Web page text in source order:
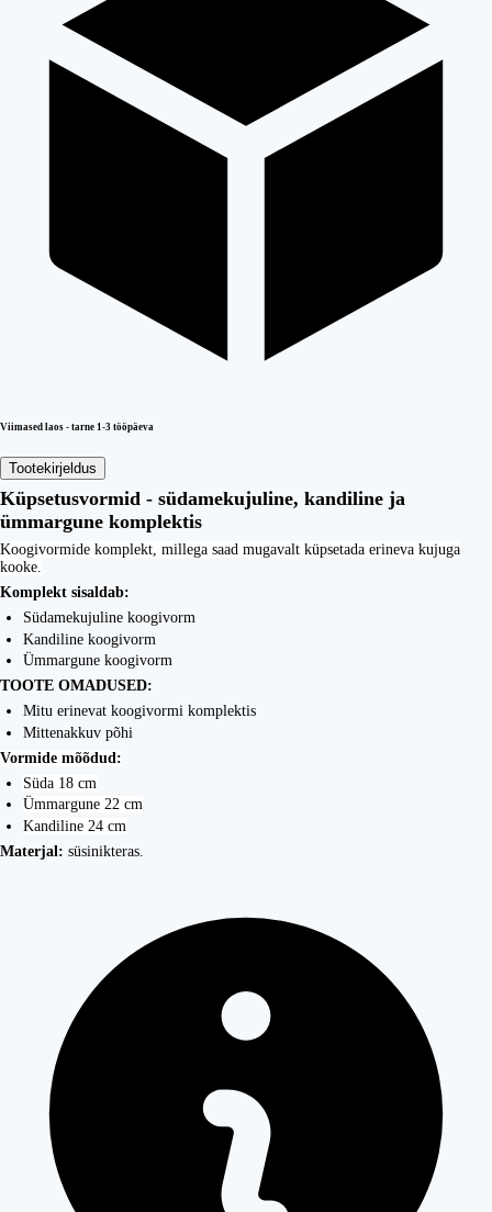
Viimased laos - tarne 1-3 tööpäeva
Tootekirjeldus
Küpsetusvormid - südamekujuline, kandiline ja
ümmargune komplektis
Koogivormide komplekt, millega saad mugavalt küpsetada erineva kujuga
kooke.
Komplekt sisaldab:
Südamekujuline koogivorm
Kandiline koogivorm
Ümmargune koogivorm
TOOTE OMADUSED:
Mitu erinevat koogivormi komplektis
Mittenakkuv põhi
Vormide mõõdud:
Süda 18 cm
Ümmargune 22 cm
Kandiline 24 cm
Materjal: süsinikteras.